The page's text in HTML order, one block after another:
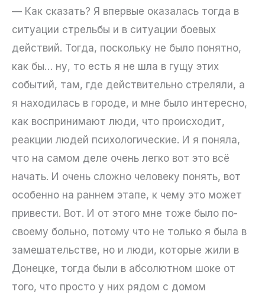
— Как сказать? Я впервые оказалась тогда в
ситуации стрельбы и в ситуации боевых
действий. Тогда, поскольку не было понятно,
как бы… ну, то есть я не шла в гущу этих
событий, там, где действительно стреляли, а
я находилась в городе, и мне было интересно,
как воспринимают люди, что происходит,
реакции людей психологические. И я поняла,
что на самом деле очень легко вот это всё
начать. И очень сложно человеку понять, вот
особенно на раннем этапе, к чему это может
привести. Вот. И от этого мне тоже было по-
своему больно, потому что не только я была в
замешательстве, но и люди, которые жили в
Донецке, тогда были в абсолютном шоке от
того, что просто у них рядом с домом